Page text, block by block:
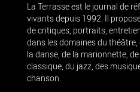
La Terrasse est le journal de
vivants depuis 1992. Il
de critiques, portraits,
dans les domaines du
la danse, de la marionnette,
classique, du jazz, des
chanson.